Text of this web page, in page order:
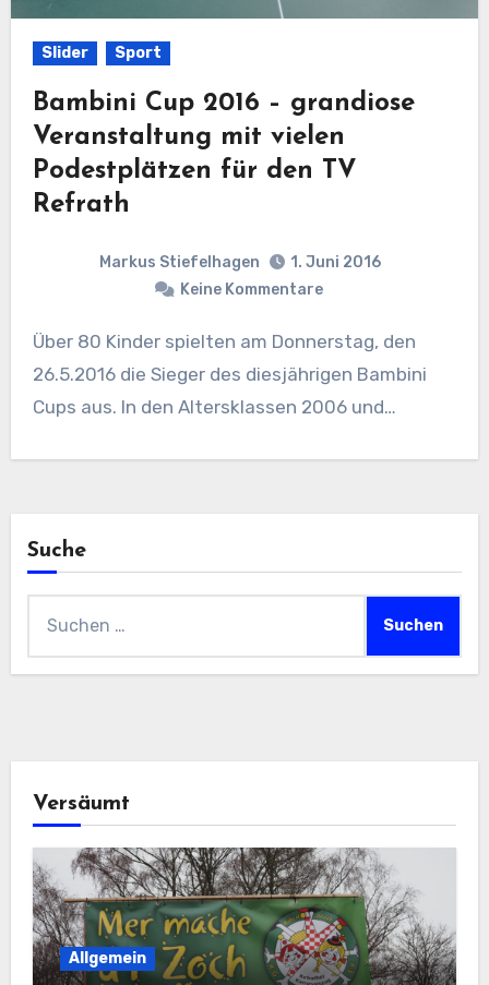
Slider Sport
Bambini Cup 2016 – grandiose
Veranstaltung mit vielen
Podestplätzen für den TV
Refrath
Markus Stiefelhagen
1. Juni 2016
Keine Kommentare
Über 80 Kinder spielten am Donnerstag, den
26.5.2016 die Sieger des diesjährigen Bambini
Cups aus. In den Altersklassen 2006 und…
Suche
nach:
Versäumt
Allgemein